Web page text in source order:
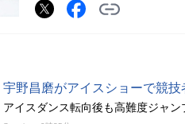
宇野昌磨がアイスショーで競
アイスダンス転向後も高難度ジャ